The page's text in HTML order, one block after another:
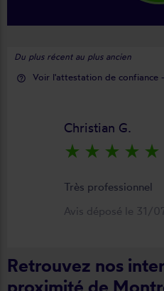
Du plus récent au plus ancien
help_outline Voir l'attestation de confiance
Christian G.
star_rate star_rate star_rate star_rate star_rate
Très professionnel
Avis déposé le 31/
Retrouvez nos
proximité de